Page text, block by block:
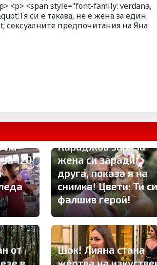
<p> <span style="font-family: verdana,
си е такава, не е жена за един.
сексуалните предпочитания на Яна
на
120
Караджов заряза
жена си заради
друга, показа я на
снимка! Цвети: Ти си
фалшив герой!
от
Шок! Лияна стана